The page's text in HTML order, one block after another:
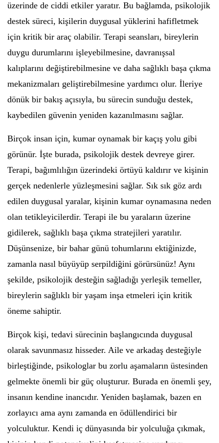
üzerinde de ciddi etkiler yaratır. Bu bağlamda, psikolojik
destek süreci, kişilerin duygusal yüklerini hafifletmek
için kritik bir araç olabilir. Terapi seansları, bireylerin
duygu durumlarını işleyebilmesine, davranışsal
kalıplarını değiştirebilmesine ve daha sağlıklı başa çıkma
mekanizmaları geliştirebilmesine yardımcı olur. İleriye
dönük bir bakış açısıyla, bu sürecin sunduğu destek,
kaybedilen güvenin yeniden kazanılmasını sağlar.
Birçok insan için, kumar oynamak bir kaçış yolu gibi
görünür. İşte burada, psikolojik destek devreye girer.
Terapi, bağımlılığın üzerindeki örtüyü kaldırır ve kişinin
gerçek nedenlerle yüzleşmesini sağlar. Sık sık göz ardı
edilen duygusal yaralar, kişinin kumar oynamasına neden
olan tetikleyicilerdir. Terapi ile bu yaraların üzerine
gidilerek, sağlıklı başa çıkma stratejileri yaratılır.
Düşünsenize, bir bahar günü tohumlarını ektiğinizde,
zamanla nasıl büyüyüp serpildiğini görürsünüz! Aynı
şekilde, psikolojik desteğin sağladığı yerleşik temeller,
bireylerin sağlıklı bir yaşam inşa etmeleri için kritik
öneme sahiptir.
Birçok kişi, tedavi sürecinin başlangıcında duygusal
olarak savunmasız hisseder. Aile ve arkadaş desteğiyle
birleştiğinde, psikologlar bu zorlu aşamaların üstesinden
gelmekte önemli bir güç oluşturur. Burada en önemli şey,
insanın kendine inancıdır. Yeniden başlamak, bazen en
zorlayıcı ama aynı zamanda en ödüllendirici bir
yolculuktur. Kendi iç dünyasında bir yolculuğa çıkmak,